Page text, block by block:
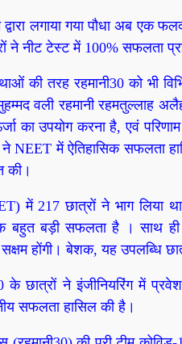
लगाया गया पौधा अब एक
ने नीट टेस्ट में 100% सफलता
की तरह रहमानी30 को भी
वली रहमानी रहमतुल्लाह
का उपयोग करना है, एवं
ने NEET में ऐतिहासिक
की।
में 217 छात्रों ने भाग लिया
बड़ी सफलता है । साथ ही
होंगी। बेशक, यह उपलब्धि
के छात्रों ने इंजीनियरिंग में
सफलता हासिल की है।